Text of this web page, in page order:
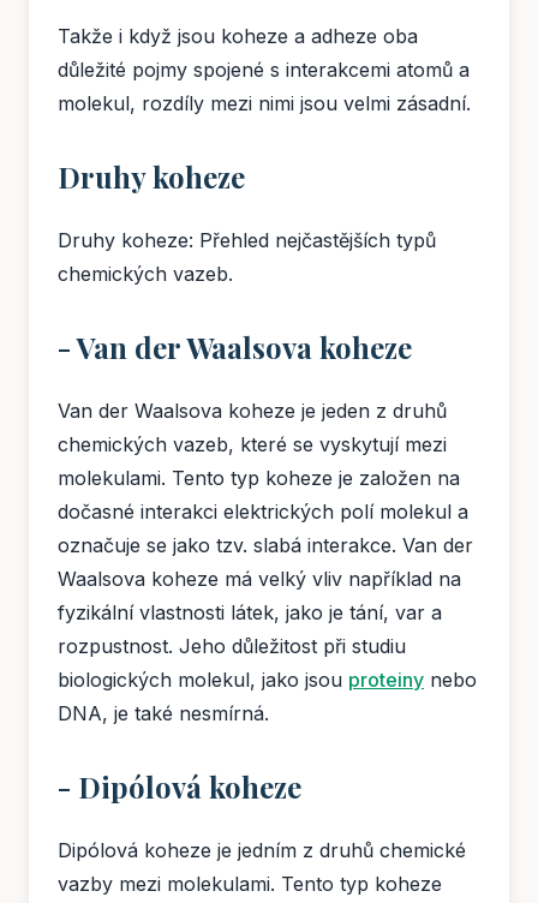
Takže i když jsou koheze a adheze oba
důležité pojmy spojené s interakcemi atomů a
molekul, rozdíly mezi nimi jsou velmi zásadní.
Druhy koheze
Druhy koheze: Přehled nejčastějších typů
chemických vazeb.
- Van der Waalsova koheze
Van der Waalsova koheze je jeden z druhů
chemických vazeb, které se vyskytují mezi
molekulami. Tento typ koheze je založen na
dočasné interakci elektrických polí molekul a
označuje se jako tzv. slabá interakce. Van der
Waalsova koheze má velký vliv například na
fyzikální vlastnosti látek, jako je tání, var a
rozpustnost. Jeho důležitost při studiu
biologických molekul, jako jsou proteiny nebo
DNA, je také nesmírná.
- Dipólová koheze
Dipólová koheze je jedním z druhů chemické
vazby mezi molekulami. Tento typ koheze